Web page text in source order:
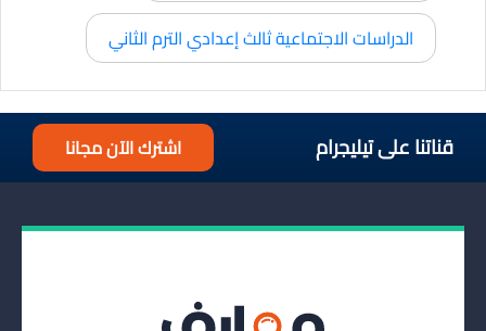
الدراسات الاجتماعية ثالث إعدادي الترم الثاني
قناتنا على تيليجرام اشترك الآن مجانا